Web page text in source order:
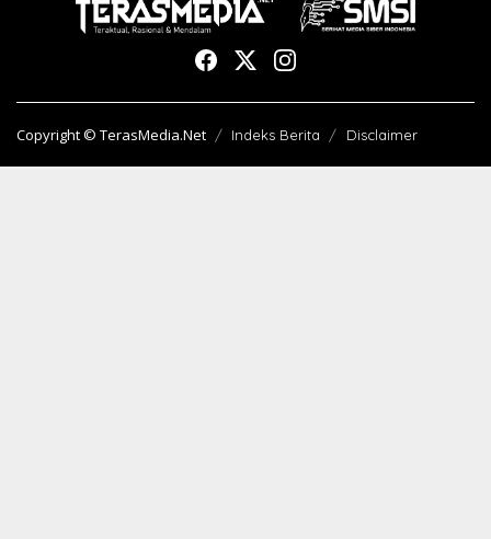
Copyright © TerasMedia.Net Indeks Berita Disclaimer